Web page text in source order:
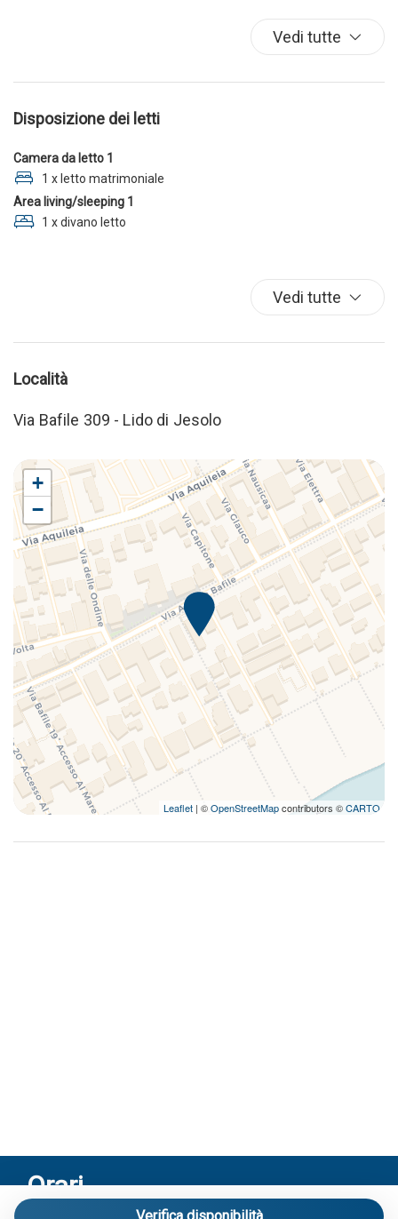
Vedi tutte
Disposizione dei letti
Camera da letto 1
1 x letto matrimoniale
Area living/sleeping 1
1 x divano letto
Vedi tutte
Località
Via Bafile 309 - Lido di Jesolo
+
−
Leaflet | ©OpenStreetMapcontributors ©CARTO
Orari